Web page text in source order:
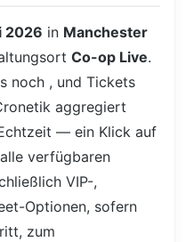
2026 in Manchester
Co-op Live.
noch , und Tickets
aggregiert
— ein Klick auf
verfügbaren
VIP-,
Optionen, sofern
zum